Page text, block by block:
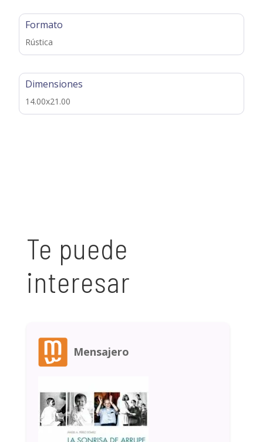
Formato
Rústica
Dimensiones
14.00x21.00
Te puede
interesar
Mensajero